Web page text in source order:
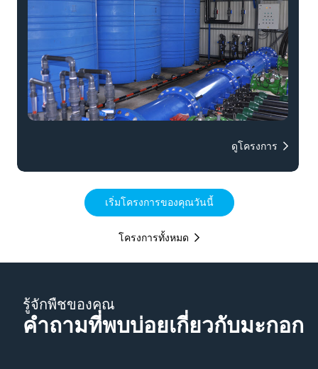
ดูโครงการ
เริ่มโครงการของคุณวันนี้
โครงการทั้งหมด
รู้จักพืชของคุณ
คำถามที่พบบ่อยเกี่ยวกับมะกอก